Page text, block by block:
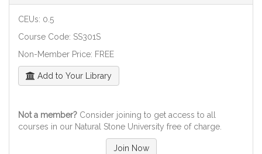
CEUs: 0.5
Course Code: SS301S
Non-Member Price: FREE
Add to Your Library
Not a member? Consider joining to get access to all
courses in our Natural Stone University free of charge.
Join Now